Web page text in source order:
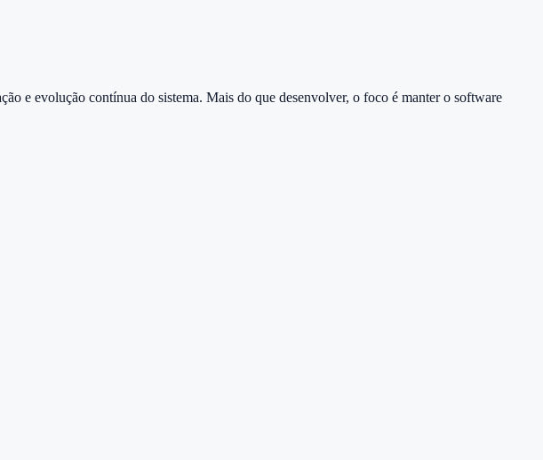
e evolução contínua do sistema. Mais do que desenvolver, o foco é manter o software